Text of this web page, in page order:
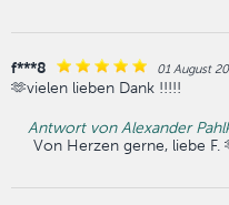
f***8 01 August
🫶vielen lieben Dank !!!!!
Antwort von Alexander
Von Herzen gerne, liebe F.